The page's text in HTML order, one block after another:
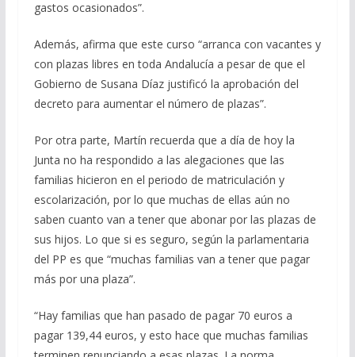
gastos ocasionados”.
Además, afirma que este curso “arranca con vacantes y
con plazas libres en toda Andalucía a pesar de que el
Gobierno de Susana Díaz justificó la aprobación del
decreto para aumentar el número de plazas”.
Por otra parte, Martín recuerda que a día de hoy la
Junta no ha respondido a las alegaciones que las
familias hicieron en el periodo de matriculación y
escolarización, por lo que muchas de ellas aún no
saben cuanto van a tener que abonar por las plazas de
sus hijos. Lo que si es seguro, según la parlamentaria
del PP es que “muchas familias van a tener que pagar
más por una plaza”.
“Hay familias que han pasado de pagar 70 euros a
pagar 139,44 euros, y esto hace que muchas familias